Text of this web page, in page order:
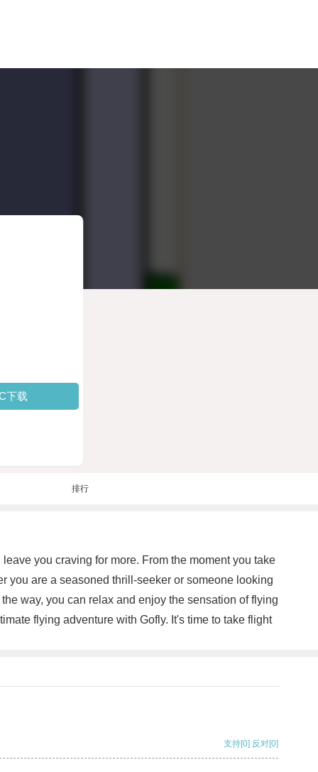
下载
排行
you craving for more. From the moment you take
you are a seasoned thrill-seeker or someone looking
way, you can relax and enjoy the sensation of flying
flying adventure with Gofly. It's time to take flight
支持[0] 反对[0]